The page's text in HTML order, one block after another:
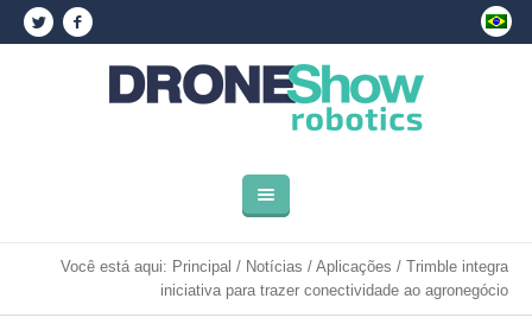
Você está aqui: Principal / Notícias / Aplicações / Trimble integra
iniciativa para trazer conectividade ao agronegócio